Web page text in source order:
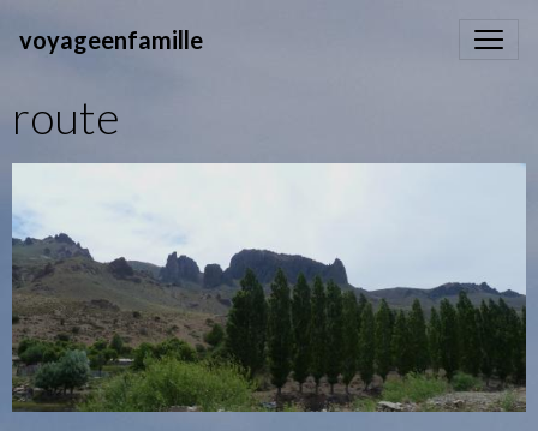
voyageenfamille
route